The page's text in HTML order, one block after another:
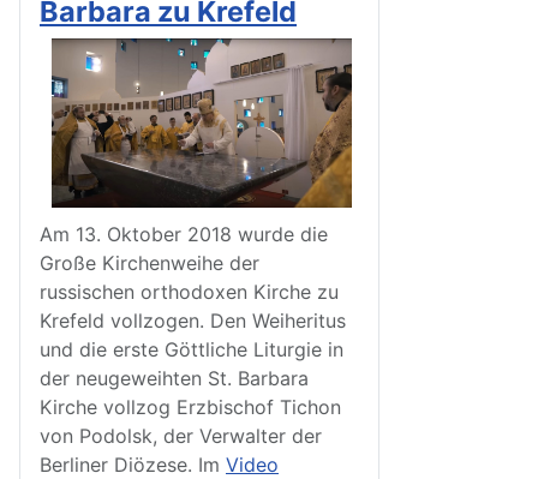
Barbara zu Krefeld
Am 13. Oktober 2018 wurde die
Große Kirchenweihe der
russischen orthodoxen Kirche zu
Krefeld vollzogen. Den Weiheritus
und die erste Göttliche Liturgie in
der neugeweihten St. Barbara
Kirche vollzog Erzbischof Tichon
von Podolsk, der Verwalter der
Berliner Diözese. Im Video